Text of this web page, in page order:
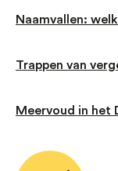
Naamvallen:
Trappen van
Meervoud in het